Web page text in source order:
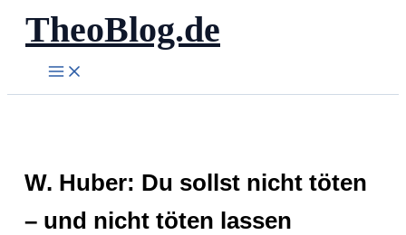
Zum
Inhalt
springen
TheoBlog.de
W. Huber: Du sollst nicht töten
– und nicht töten lassen